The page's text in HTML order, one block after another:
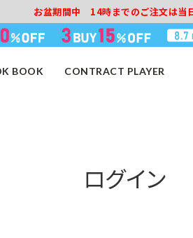
お盆期間中 14時までのご注文は当
BOOK CONTRACT PLAYER
ログイン